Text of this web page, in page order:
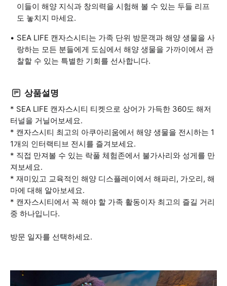
이들이 해양 지식과 창의력을 시험해 볼 수 있는 두들 리프
도 놓치지 마세요.
SEA LIFE 캔자스시티는 가족 단위 방문객과 해양 생물을 사
랑하는 모든 분들에게 도심에서 해양 생물을 가까이에서 관
찰할 수 있는 특별한 기회를 선사합니다.
상품설명
* SEA LIFE 캔자스시티 티켓으로 상어가 가득한 360도 해저
터널을 거닐어보세요.
* 캔자스시티 최고의 아쿠아리움에서 해양 생물을 전시하는 1
1개의 인터랙티브 전시를 즐겨보세요.
* 직접 만져볼 수 있는 락풀 체험존에서 불가사리와 성게를 만
져보세요.
* 재미있고 교육적인 해양 디스플레이에서 해파리, 가오리, 해
마에 대해 알아보세요.
* 캔자스시티에서 꼭 해야 할 가족 활동이자 최고의 즐길 거리
중 하나입니다.
방문 일자를 선택하세요.